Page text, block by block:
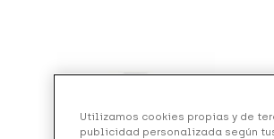
Utilizamos cookies propias y de
publicidad personalizada según